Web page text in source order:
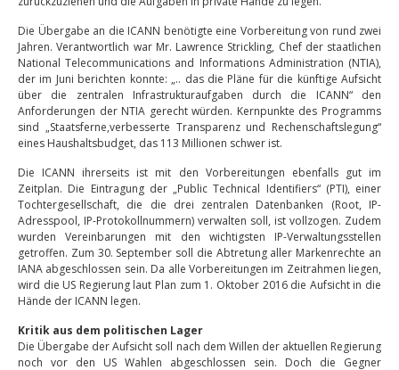
Die Übergabe an die ICANN benötigte eine Vorbereitung von rund zwei
Jahren. Verantwortlich war Mr. Lawrence Strickling, Chef der staatlichen
National Telecommunications and Informations Administration (NTIA),
der im Juni berichten konnte: „.. das die Pläne für die künftige Aufsicht
über die zentralen Infrastrukturaufgaben durch die ICANN“ den
Anforderungen der NTIA gerecht würden. Kernpunkte des Programms
sind „Staatsferne,verbesserte Transparenz und Rechenschaftslegung“
eines Haushaltsbudget, das 113 Millionen schwer ist.
Die ICANN ihrerseits ist mit den Vorbereitungen ebenfalls gut im
Zeitplan. Die Eintragung der „Public Technical Identifiers“ (PTI), einer
Tochtergesellschaft, die die drei zentralen Datenbanken (Root, IP-
Adresspool, IP-Protokollnummern) verwalten soll, ist vollzogen. Zudem
wurden Vereinbarungen mit den wichtigsten IP-Verwaltungsstellen
getroffen. Zum 30. September soll die Abtretung aller Markenrechte an
IANA abgeschlossen sein. Da alle Vorbereitungen im Zeitrahmen liegen,
wird die US Regierung laut Plan zum 1. Oktober 2016 die Aufsicht in die
Hände der ICANN legen.
Kritik aus dem politischen Lager
Die Übergabe der Aufsicht soll nach dem Willen der aktuellen Regierung
noch vor den US Wahlen abgeschlossen sein. Doch die Gegner